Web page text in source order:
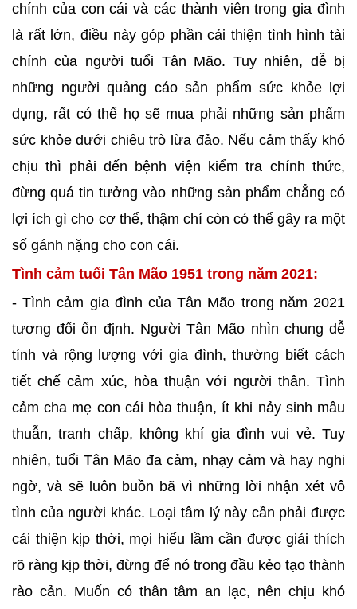
chính của con cái và các thành viên trong gia đình
là rất lớn, điều này góp phần cải thiện tình hình tài
chính của người tuổi Tân Mão. Tuy nhiên, dễ bị
những người quảng cáo sản phẩm sức khỏe lợi
dụng, rất có thể họ sẽ mua phải những sản phẩm
sức khỏe dưới chiêu trò lừa đảo. Nếu cảm thấy khó
chịu thì phải đến bệnh viện kiểm tra chính thức,
đừng quá tin tưởng vào những sản phẩm chẳng có
lợi ích gì cho cơ thể, thậm chí còn có thể gây ra một
số gánh nặng cho con cái.
Tình cảm tuổi Tân Mão 1951 trong năm 2021:
- Tình cảm gia đình của Tân Mão trong năm 2021
tương đối ổn định. Người Tân Mão nhìn chung dễ
tính và rộng lượng với gia đình, thường biết cách
tiết chế cảm xúc, hòa thuận với người thân. Tình
cảm cha mẹ con cái hòa thuận, ít khi nảy sinh mâu
thuẫn, tranh chấp, không khí gia đình vui vẻ. Tuy
nhiên, tuổi Tân Mão đa cảm, nhạy cảm và hay nghi
ngờ, và sẽ luôn buồn bã vì những lời nhận xét vô
tình của người khác. Loại tâm lý này cần phải được
cải thiện kịp thời, mọi hiểu lầm cần được giải thích
rõ ràng kịp thời, đừng để nó trong đầu kẻo tạo thành
rào cản. Muốn có thân tâm an lạc, nên chịu khó